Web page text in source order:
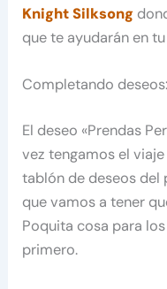
Knight Silksong
que te ayudarán en
Completando
El deseo «Prendas
vez tengamos el
tablón de deseos del
que vamos a tener
Poquita cosa para
primero.